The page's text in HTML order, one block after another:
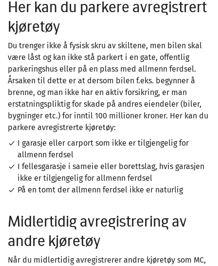
Her kan du parkere avregistrert
kjøretøy
Du trenger ikke å fysisk skru av skiltene, men bilen skal
være låst og kan ikke stå parkert i en gate, offentlig
parkeringshus eller på en plass med allmenn ferdsel.
Årsaken til dette er at dersom bilen f.eks. begynner å
brenne, og man ikke har en aktiv forsikring, er man
erstatningspliktig for skade på andres eiendeler (biler,
bygninger etc.) for inntil 100 millioner kroner. Her kan du
parkere avregistrerte kjøretøy:
I garasje eller carport som ikke er tilgjengelig for
allmenn ferdsel
I fellesgarasje i sameie eller borettslag, hvis garasjen
ikke er tilgjengelig for allmenn ferdsel
På en tomt der allmenn ferdsel ikke er naturlig
Midlertidig avregistrering av
andre kjøretøy
Når du midlertidig avregistrerer andre kjøretøy som MC,